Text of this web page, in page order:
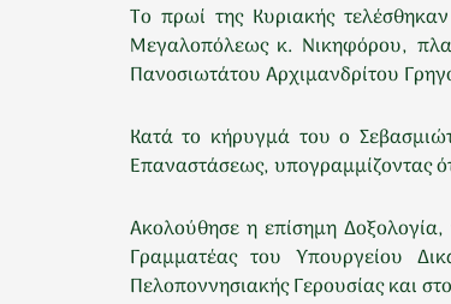
Το πρωί της Κυριακής
Μεγαλοπόλεως κ. Νικηφόρου,
Πανοσιωτάτου Αρχιμανδρίτου
Κατά το κήρυγμά του ο
Επαναστάσεως, υπογραμμίζοντας
Ακολούθησε η επίσημη
Γραμματέας του Υπουργείου
Πελοποννησιακής Γερουσίας και